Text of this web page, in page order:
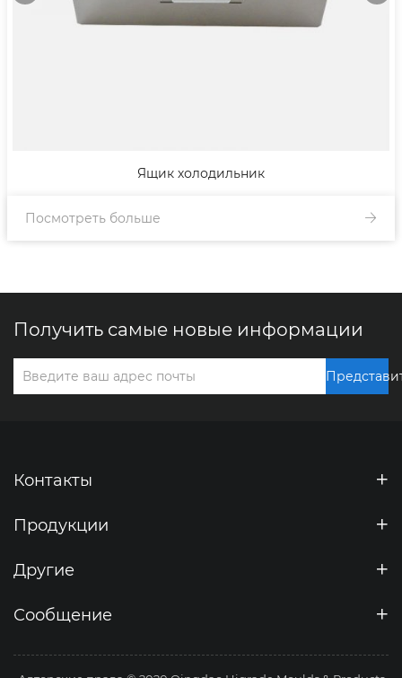
Получить самые новые информации
Контакты
Продукции
Другие
Сообщение